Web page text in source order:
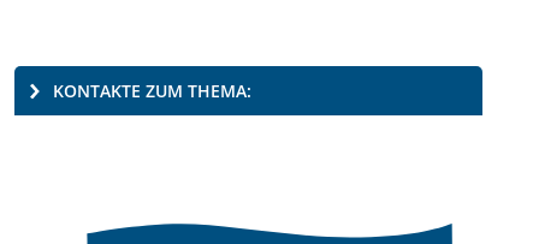
KONTAKTE ZUM THEMA: